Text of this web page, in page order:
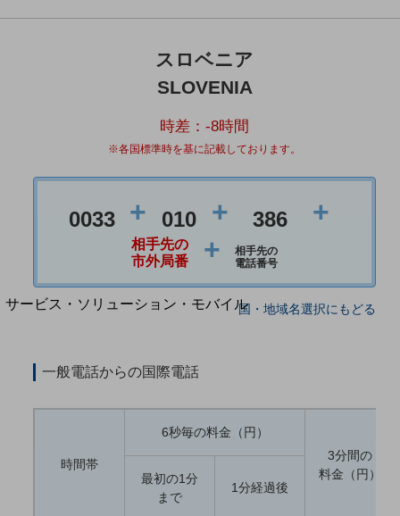
Smart Education
地域社会を支える皆さまと地域課題の解決や
自治体・地域社会との共創
LGPF(Local Government Platform)
別ウィンドウで開きます
サービス・ソリューション・モバイル
サービス・ソリューションをご紹介
カテゴリーで探すTOP
クラウド・データセンター
電話・映像コミュニケーション
スロベニア
SLOVENIA
時差： -8時間
※各国標準時を基に記載しております。
0033 + 010 + 386 +
相手先の
市外局番
+
相手先の
電話番号
国・地域名選択にもどる
一般電話からの国際電話
時間帯
6秒毎の料金（円）
3分間の
料金（円）
最初の1分
まで
1分経過後